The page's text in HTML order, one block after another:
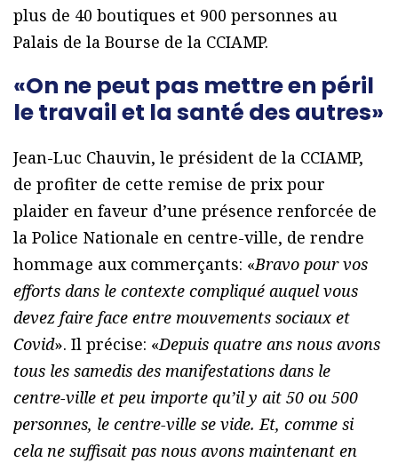
plus de 40 boutiques et 900 personnes au
Palais de la Bourse de la CCIAMP.
«On ne peut pas mettre en péril
le travail et la santé des autres»
Jean-Luc Chauvin, le président de la CCIAMP,
de profiter de cette remise de prix pour
plaider en faveur d’une présence renforcée de
la Police Nationale en centre-ville, de rendre
hommage aux commerçants: «Bravo pour vos
efforts dans le contexte compliqué auquel vous
devez faire face entre mouvements sociaux et
Covid». Il précise: «Depuis quatre ans nous avons
tous les samedis des manifestations dans le
centre-ville et peu importe qu’il y ait 50 ou 500
personnes, le centre-ville se vide. Et, comme si
cela ne suffisait pas nous avons maintenant en